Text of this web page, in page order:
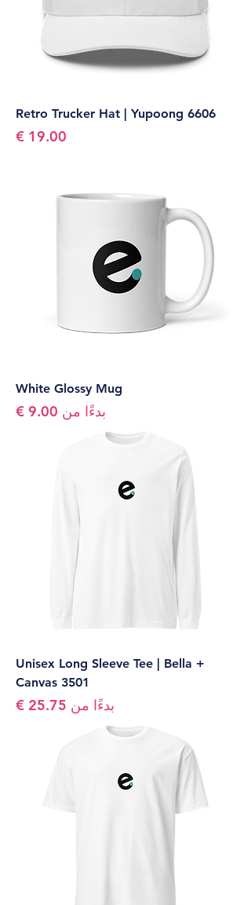
Retro Trucker Hat | Yupoong 6606
السعر
White Glossy Mug
بدءًا من
سعر البيع
Unisex Long Sleeve Tee | Bella +
Canvas 3501
بدءًا من
سعر البيع